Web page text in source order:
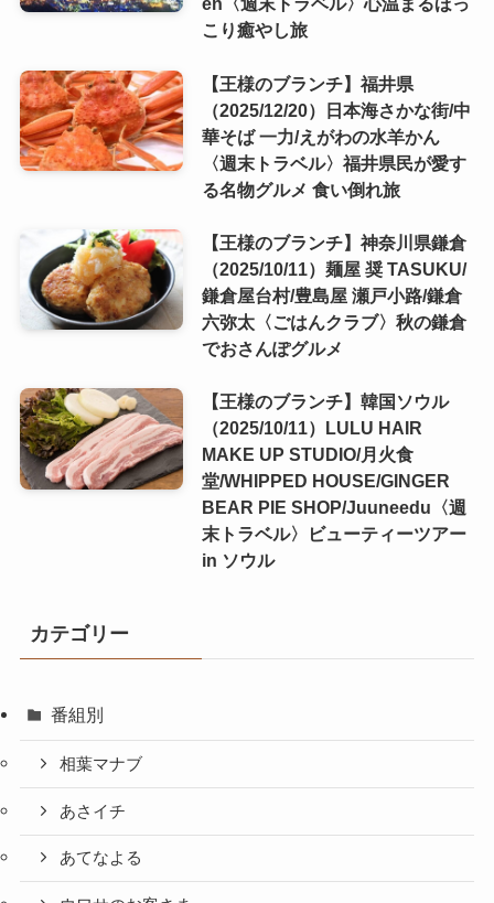
こり癒やし旅
【王様のブランチ】福井県
（2025/12/20）日本海さかな街/中
華そば 一力/えがわの水羊かん
〈週末トラベル〉福井県民が愛す
る名物グルメ 食い倒れ旅
【王様のブランチ】神奈川県鎌倉
（2025/10/11）麺屋 奨 TASUKU/
鎌倉屋台村/豊島屋 瀬戸小路/鎌倉
六弥太〈ごはんクラブ〉秋の鎌倉
でおさんぽグルメ
【王様のブランチ】韓国ソウル
（2025/10/11）LULU HAIR
MAKE UP STUDIO/月火食
堂/WHIPPED HOUSE/GINGER
BEAR PIE SHOP/Juuneedu〈週
末トラベル〉ビューティーツアー
in ソウル
カテゴリー
番組別
相葉マナブ
あさイチ
あてなよる